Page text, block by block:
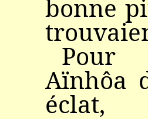
bonne
Pour
Aïnhôa